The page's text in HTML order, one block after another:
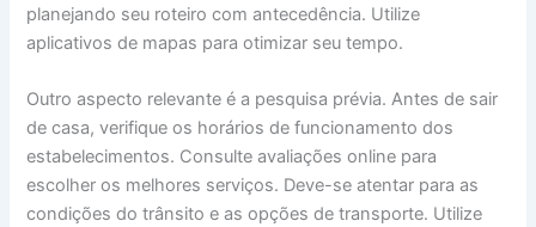
planejando seu roteiro com antecedência. Utilize
aplicativos de mapas para otimizar seu tempo.
Outro aspecto relevante é a pesquisa prévia. Antes de sair
de casa, verifique os horários de funcionamento dos
estabelecimentos. Consulte avaliações online para
escolher os melhores serviços. Deve-se atentar para as
condições do trânsito e as opções de transporte. Utilize